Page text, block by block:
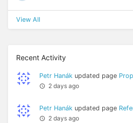
View All
Recent Activity
Petr Hanák updated page
2 days ago
Petr Hanák updated page
2 days ago